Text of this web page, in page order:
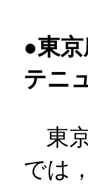
●東
テニ
東
では